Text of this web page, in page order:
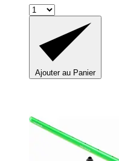
Ajouter au Panier